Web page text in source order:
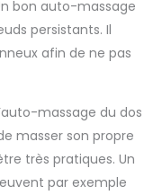
bon auto-massage
persistants. Il
afin de ne pas
massage du dos
masser son propre
très pratiques. Un
par exemple